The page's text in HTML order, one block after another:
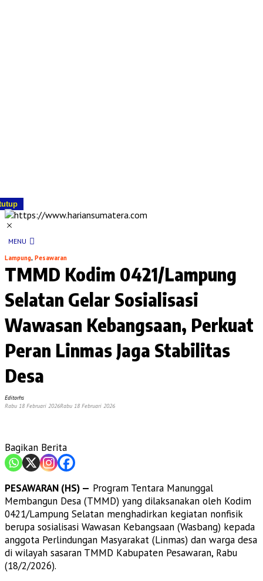
MENU
Lampung, Pesawaran
TMMD Kodim 0421/Lampung
Selatan Gelar Sosialisasi
Wawasan Kebangsaan, Perkuat
Peran Linmas Jaga Stabilitas
Desa
Editorhs
Rabu 18 Februari 2026Rabu 18 Februari 2026
Bagikan Berita
PESAWARAN (HS) — Program Tentara Manunggal
Membangun Desa (TMMD) yang dilaksanakan oleh Kodim
0421/Lampung Selatan menghadirkan kegiatan nonfisik
berupa sosialisasi Wawasan Kebangsaan (Wasbang) kepada
anggota Perlindungan Masyarakat (Linmas) dan warga desa
di wilayah sasaran TMMD Kabupaten Pesawaran, Rabu
(18/2/2026).